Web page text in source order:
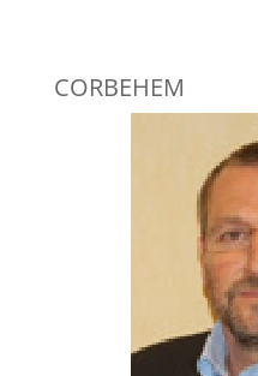
CORBEHEM